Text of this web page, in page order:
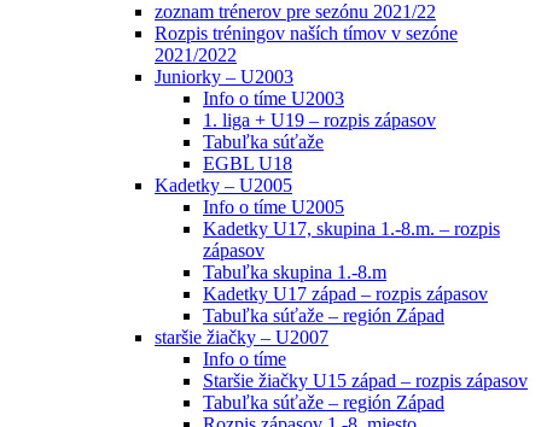
zoznam trénerov pre sezónu 2021/22
Rozpis tréningov naších tímov v sezóne
2021/2022
Juniorky – U2003
Info o tíme U2003
1. liga + U19 – rozpis zápasov
Tabuľka súťaže
EGBL U18
Kadetky – U2005
Info o tíme U2005
Kadetky U17, skupina 1.-8.m. – rozpis
zápasov
Tabuľka skupina 1.-8.m
Kadetky U17 západ – rozpis zápasov
Tabuľka súťaže – región Západ
staršie žiačky – U2007
Info o tíme
Staršie žiačky U15 západ – rozpis zápasov
Tabuľka súťaže – región Západ